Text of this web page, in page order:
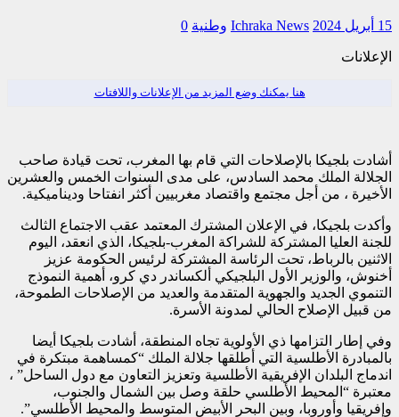
15 أبريل 2024 Ichraka News وطنية 0
الإعلانات
هنا يمكنك وضع المزيد من الإعلانات واللافتات
أشادت بلجيكا بالإصلاحات التي قام بها المغرب، تحت قيادة صاحب
الجلالة الملك محمد السادس، على مدى السنوات الخمس والعشرين
الأخيرة ، من أجل مجتمع واقتصاد مغربيين أكثر انفتاحا وديناميكية.
وأكدت بلجيكا، في الإعلان المشترك المعتمد عقب الاجتماع الثالث
للجنة العليا المشتركة للشراكة المغرب-بلجيكا، الذي انعقد، اليوم
الاثنين بالرباط، تحت الرئاسة المشتركة لرئيس الحكومة عزيز
أخنوش، والوزير الأول البلجيكي ألكساندر دي كرو، أهمية النموذج
التنموي الجديد والجهوية المتقدمة والعديد من الإصلاحات الطموحة،
من قبيل الإصلاح الحالي لمدونة الأسرة.
وفي إطار التزامها ذي الأولوية تجاه المنطقة، أشادت بلجيكا أيضا
بالمبادرة الأطلسية التي أطلقها جلالة الملك “كمساهمة مبتكرة في
اندماج البلدان الإفريقية الأطلسية وتعزيز التعاون مع دول الساحل” ،
معتبرة “المحيط الأطلسي حلقة وصل بين الشمال والجنوب،
وإفريقيا وأوروبا، وبين البحر الأبيض المتوسط والمحيط الأطلسي”.